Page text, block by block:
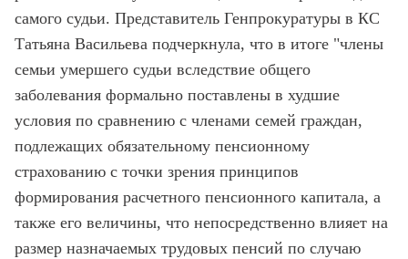
самого судьи. Представитель Генпрокуратуры в КС
Татьяна Васильева подчеркнула, что в итоге "члены
семьи умершего судьи вследствие общего
заболевания формально поставлены в худшие
условия по сравнению с членами семей граждан,
подлежащих обязательному пенсионному
страхованию с точки зрения принципов
формирования расчетного пенсионного капитала, а
также его величины, что непосредственно влияет на
размер назначаемых трудовых пенсий по случаю